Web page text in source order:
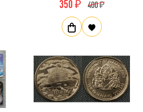
350 ₽ 400 ₽